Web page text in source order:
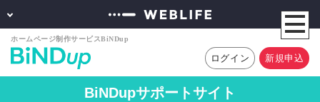
ログイン 新規申込
BiNDupサポートサイト